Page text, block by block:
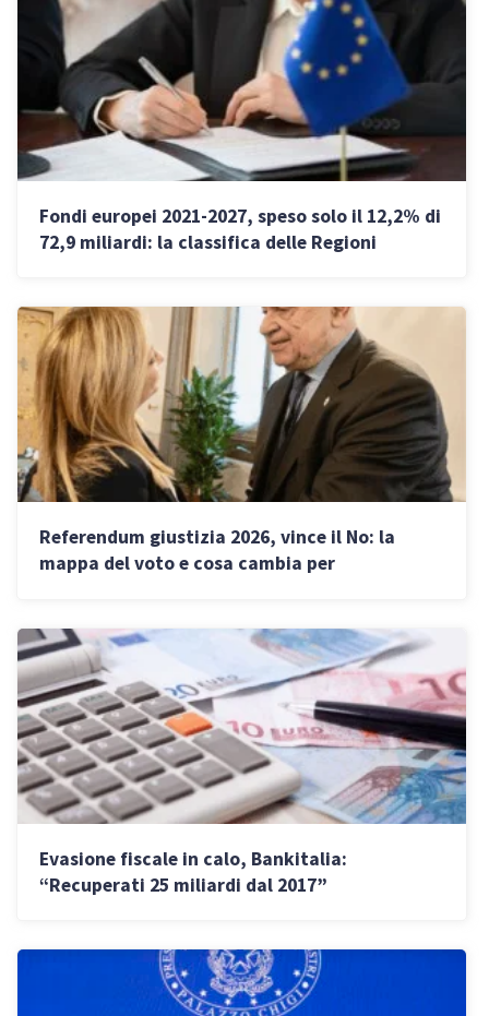
Fondi europei 2021-2027, speso solo il 12,2% di
72,9 miliardi: la classifica delle Regioni
Referendum giustizia 2026, vince il No: la
mappa del voto e cosa cambia per
Evasione fiscale in calo, Bankitalia:
“Recuperati 25 miliardi dal 2017”